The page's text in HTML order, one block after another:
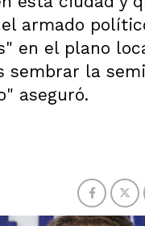
armado
en el plano
sembrar la
aseguró.